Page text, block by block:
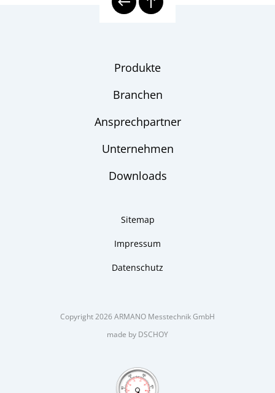
Produkte
Branchen
Ansprechpartner
Unternehmen
Downloads
Sitemap
Impressum
Datenschutz
Copyright 2026 ARMANO Messtechnik GmbH
made by DSCHOY